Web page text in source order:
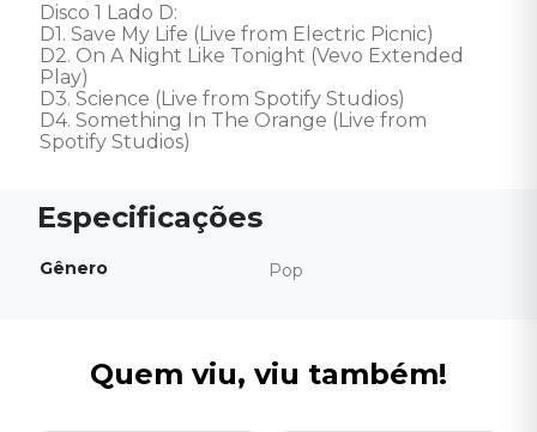
Disco 1 Lado D:
D1. Save My Life (Live from Electric Picnic)
D2. On A Night Like Tonight (Vevo Extended
Play)
D3. Science (Live from Spotify Studios)
D4. Something In The Orange (Live from
Spotify Studios)
Gênero Pop
Quem viu, viu também!